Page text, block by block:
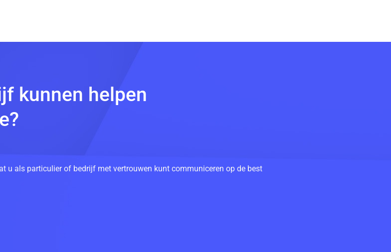
kunnen helpen
u als particulier of bedrijf met vertrouwen kunt communiceren op de best